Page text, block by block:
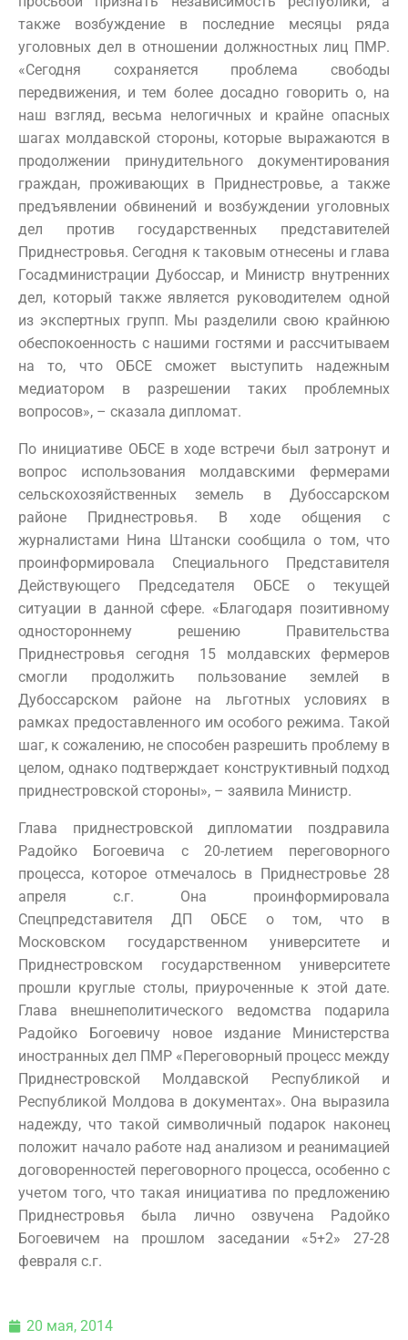
также возбуждение в последние месяцы ряда
уголовных дел в отношении должностных лиц ПМР.
«Сегодня сохраняется проблема свободы
передвижения, и тем более досадно говорить о, на
наш взгляд, весьма нелогичных и крайне опасных
шагах молдавской стороны, которые выражаются в
продолжении принудительного документирования
граждан, проживающих в Приднестровье, а также
предъявлении обвинений и возбуждении уголовных
дел против государственных представителей
Приднестровья. Сегодня к таковым отнесены и глава
Госадминистрации Дубоссар, и Министр внутренних
дел, который также является руководителем одной
из экспертных групп. Мы разделили свою крайнюю
обеспокоенность с нашими гостями и рассчитываем
на то, что ОБСЕ сможет выступить надежным
медиатором в разрешении таких проблемных
вопросов», – сказала дипломат.
По инициативе ОБСЕ в ходе встречи был затронут и
вопрос использования молдавскими фермерами
сельскохозяйственных земель в Дубоссарском
районе Приднестровья. В ходе общения с
журналистами Нина Штански сообщила о том, что
проинформировала Специального Представителя
Действующего Председателя ОБСЕ о текущей
ситуации в данной сфере. «Благодаря позитивному
одностороннему решению Правительства
Приднестровья сегодня 15 молдавских фермеров
смогли продолжить пользование землей в
Дубоссарском районе на льготных условиях в
рамках предоставленного им особого режима. Такой
шаг, к сожалению, не способен разрешить проблему в
целом, однако подтверждает конструктивный подход
приднестровской стороны», – заявила Министр.
Глава приднестровской дипломатии поздравила
Радойко Богоевича с 20-летием переговорного
процесса, которое отмечалось в Приднестровье 28
апреля с.г. Она проинформировала
Спецпредставителя ДП ОБСЕ о том, что в
Московском государственном университете и
Приднестровском государственном университете
прошли круглые столы, приуроченные к этой дате.
Глава внешнеполитического ведомства подарила
Радойко Богоевичу новое издание Министерства
иностранных дел ПМР «Переговорный процесс между
Приднестровской Молдавской Республикой и
Республикой Молдова в документах». Она выразила
надежду, что такой символичный подарок наконец
положит начало работе над анализом и реанимацией
договоренностей переговорного процесса, особенно с
учетом того, что такая инициатива по предложению
Приднестровья была лично озвучена Радойко
Богоевичем на прошлом заседании «5+2» 27-28
февраля с.г.
20 мая, 2014